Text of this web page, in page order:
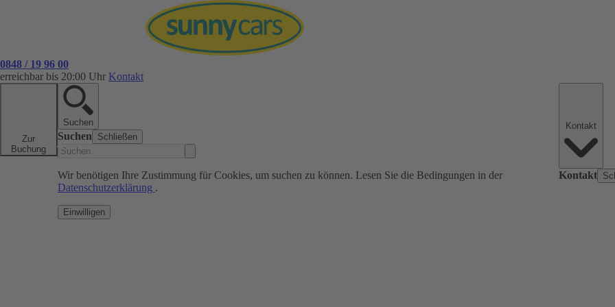
0848 / 19 96 00
erreichbar bis 20:00 Uhr Kontakt
Zur
Buchung
Suchen
Suchen Schließen
Wir benötigen Ihre Zustimmung für Cookies, um suchen zu können. Lesen Sie die Bedingungen in der
Datenschutzerklärung .
Einwilligen
Kontakt